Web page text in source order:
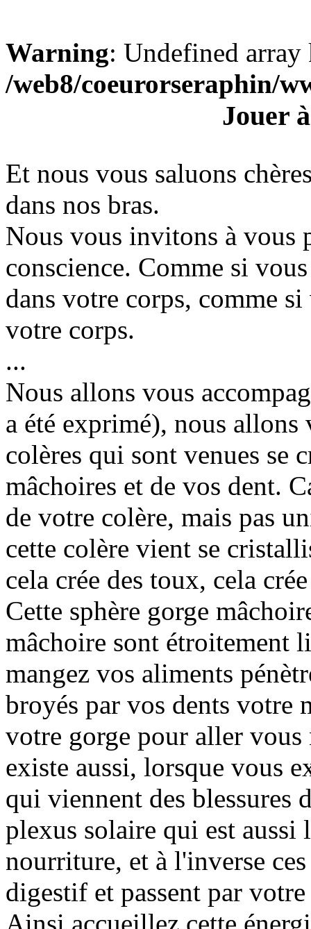
Warning: Undefined
/web8/coeurorseraphin/
Jouer
Et nous vous saluons
dans nos bras.
Nous vous invitons à vous
conscience. Comme si
dans votre corps, comme
votre corps.
...
Nous allons vous
a été exprimé), nous allons
colères qui sont venues se
mâchoires et de vos dent.
de votre colère, mais pas
cette colère vient se
cela crée des toux, cela
Cette sphère gorge
mâchoire sont étroitement
mangez vos aliments
broyés par vos dents votre
votre gorge pour aller
existe aussi, lorsque vous
qui viennent des blessures
plexus solaire qui est
nourriture, et à l'inverse
digestif et passent par